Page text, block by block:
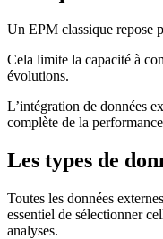
Un EPM classique repose
Cela limite la capacité à
évolutions.
L’intégration de données
complète de la
Les types de
Toutes les données
essentiel de sélectionner
analyses.